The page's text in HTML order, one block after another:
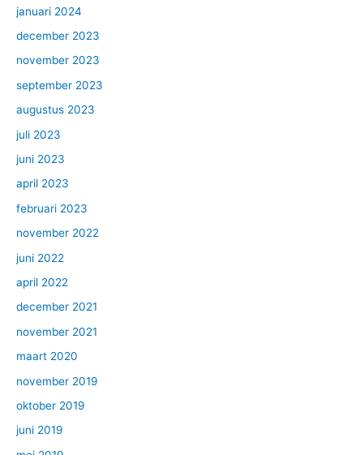
januari 2024
december 2023
november 2023
september 2023
augustus 2023
juli 2023
juni 2023
april 2023
februari 2023
november 2022
juni 2022
april 2022
december 2021
november 2021
maart 2020
november 2019
oktober 2019
juni 2019